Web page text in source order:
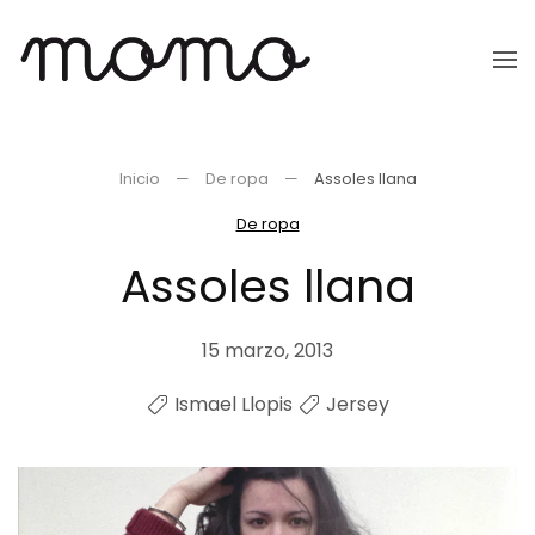
Ir
Inicio De ropa
Assoles llana
De ropa
Assoles llana
15 marzo, 2013
Ismael Llopis
Jersey